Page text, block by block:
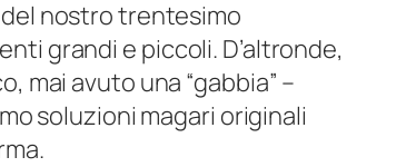
nostro trentesimo
grandi e piccoli. D’altronde,
mai avuto una “gabbia” –
soluzioni magari originali